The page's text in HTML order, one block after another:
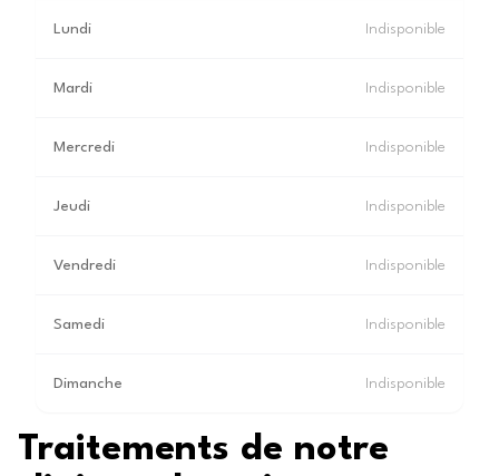
Lundi Indisponible
Mardi Indisponible
Mercredi Indisponible
Jeudi Indisponible
Vendredi Indisponible
Samedi Indisponible
Dimanche Indisponible
Traitements de notre